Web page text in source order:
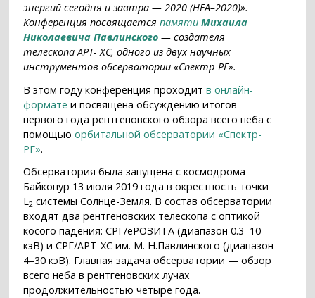
энергий сегодня и завтра — 2020 (HEA–2020)».
Конференция посвящаетсяпамятиМихаила
Николаевича Павлинского — создателя
телескопа АРТ- XC, одного из двух научных
инструментов обсерватории «Спектр-РГ».
В этом году конференция проходитв онлайн-
формате и посвящена обсуждению итогов
первого года рентгеновского обзора всего неба с
помощьюорбитальной обсерватории «Спектр-
РГ».
Обсерватория была запущена с космодрома
Байконур 13 июля 2019 года в окрестность точки
L2 системы Солнце-Земля. В состав обсерватории
входят два рентгеновских телескопа с оптикой
косого падения: СРГ/еРОЗИТА (диапазон 0.3–10
кэВ) и СРГ/АРТ-ХС им. М. Н.Павлинского (диапазон
4–30 кэВ). Главная задача обсерватории — обзор
всего неба в рентгеновских лучах
продолжительностью четыре года.